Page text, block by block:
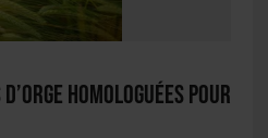
homologuées pour